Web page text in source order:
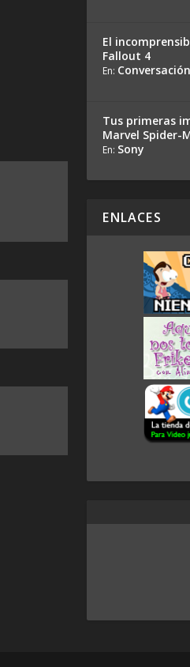
El
Fallout 4
En:
Tus primeras
Marvel Spider-
En: Sony
ENLACES